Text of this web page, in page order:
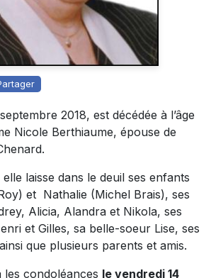
2018, est décédée à l’âge
Nicole Berthiaume, épouse de
laisse dans le deuil ses enfants
et Nathalie (Michel Brais), ses
Alicia, Alandra et Nikola, ses
et Gilles, sa belle-soeur Lise, ses
que plusieurs parents et amis.
condoléances le vendredi 14